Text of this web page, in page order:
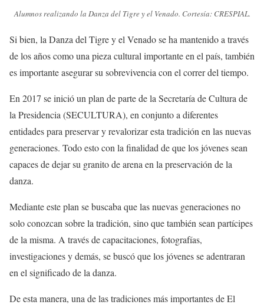
Alumnos realizando la Danza del Tigre y el Venado. Cortesía: CRESPIAL.
Si bien, la Danza del Tigre y el Venado se ha mantenido a través
de los años como una pieza cultural importante en el país, también
es importante asegurar su sobrevivencia con el correr del tiempo.
En 2017 se inició un plan de parte de la Secretaría de Cultura de
la Presidencia (SECULTURA), en conjunto a diferentes
entidades para preservar y revalorizar esta tradición en las nuevas
generaciones. Todo esto con la finalidad de que los jóvenes sean
capaces de dejar su granito de arena en la preservación de la
danza.
Mediante este plan se buscaba que las nuevas generaciones no
solo conozcan sobre la tradición, sino que también sean partícipes
de la misma. A través de capacitaciones, fotografías,
investigaciones y demás, se buscó que los jóvenes se adentraran
en el significado de la danza.
De esta manera, una de las tradiciones más importantes de El